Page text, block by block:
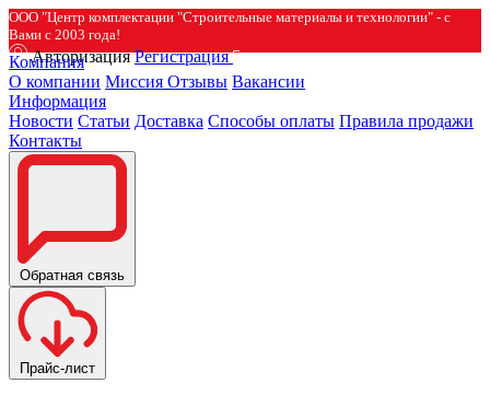
ООО "Центр комплектации "Строительные материалы и технологии" - с
Вами с 2003 года!
Авторизация Регистрация
Компания
О компании Миссия Отзывы Вакансии
Информация
Новости Статьи Доставка Способы оплаты Правила продажи
Контакты
Обратная связь
Прайс-лист